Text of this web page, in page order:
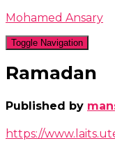
Mohamed Ansary
Toggle Navigation
Ramadan
Published by
https://